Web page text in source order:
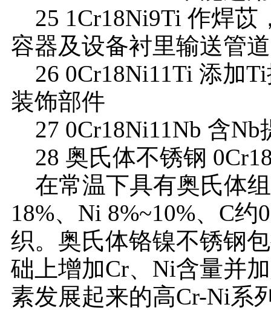
25 1Cr18Ni9Ti 作焊苡
容器及设备衬里输送管
26 0Cr18Ni11Ti 添加
装饰部件
27 0Cr18Ni11Nb 含Nb
28 奥氏体不锈钢
在常温下具有奥氏体
18%、Ni 8%~10%、C
织。奥氏体铬镍不锈钢
础上增加Cr、Ni含量并
素发展起来的高Cr-Ni系